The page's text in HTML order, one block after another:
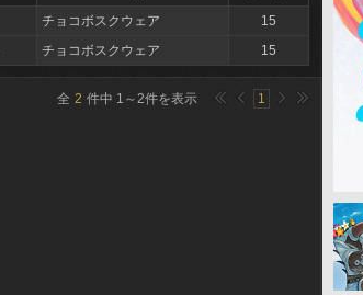
チョコボスクウェア
15
チョコボスクウェア 15
全 2 件中 1 ～2件を表示 1